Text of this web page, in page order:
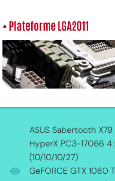
• Plateforme LGA2011
ASUS Sabertooth
HyperX PC3-17066
(10/10/10/27)
GeFORCE GTX 1080